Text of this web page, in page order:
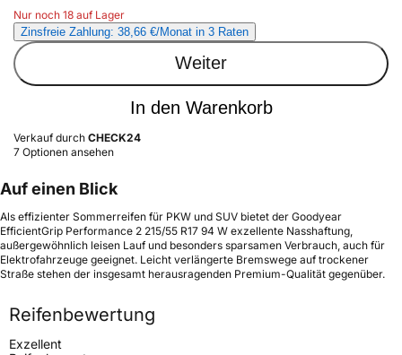
Nur noch 18 auf Lager
Zinsfreie Zahlung: 38,66 €/Monat in 3 Raten
Weiter
In den Warenkorb
Verkauf durch CHECK24
7 Optionen ansehen
Auf einen Blick
Als effizienter Sommerreifen für PKW und SUV bietet der Goodyear
EfficientGrip Performance 2 215/55 R17 94 W exzellente Nasshaftung,
außergewöhnlich leisen Lauf und besonders sparsamen Verbrauch, auch für
Elektrofahrzeuge geeignet. Leicht verlängerte Bremswege auf trockener
Straße stehen der insgesamt herausragenden Premium-Qualität gegenüber.
Reifenbewertung
Exzellent